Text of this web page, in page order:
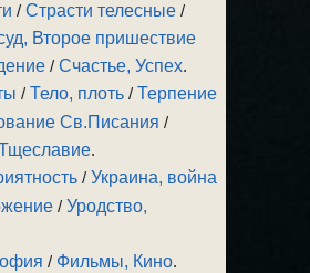
/Страсти телесные /
Второе пришествие
/Счастье, Успех.
/Тело, плоть /Терпение
Св.Писания /
.
/Украина, война
/Уродство,
/ Фильмы, Кино.